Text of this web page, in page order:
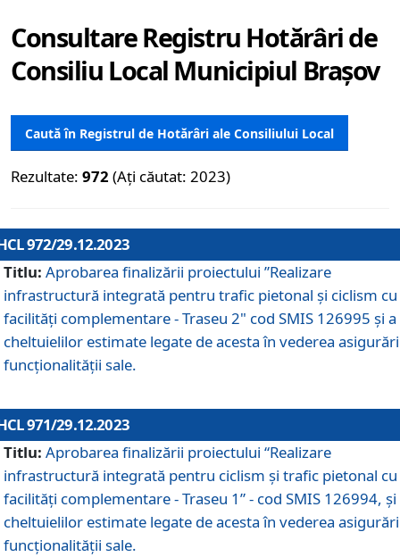
Consultare Registru Hotărâri de
Consiliu Local Municipiul Brașov
Caută în Registrul de Hotărâri ale Consiliului Local
Rezultate: 972 (Ați căutat: 2023)
972/29.12.2023
Titlu: Aprobarea finalizării proiectului ”Realizare
infrastructură integrată pentru trafic pietonal și ciclism cu
facilități complementare - Traseu 2" cod SMIS 126995 și a
cheltuielilor estimate legate de acesta în vederea
funcționalității sale.
971/29.12.2023
Titlu: Aprobarea finalizării proiectului “Realizare
infrastructură integrată pentru ciclism şi trafic pietonal cu
facilităţi complementare - Traseu 1” - cod SMIS 126994, și
cheltuielilor estimate legate de acesta în vederea
funcționalității sale.